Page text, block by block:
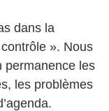
dans la
». Nous
permanence les
les problèmes